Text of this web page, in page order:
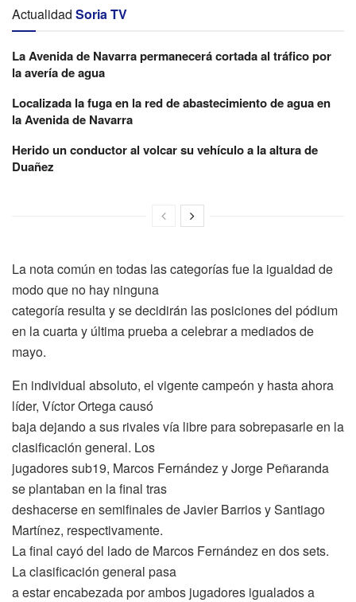
Actualidad Soria TV
La Avenida de Navarra permanecerá cortada al tráfico por
la avería de agua
Localizada la fuga en la red de abastecimiento de agua en
la Avenida de Navarra
Herido un conductor al volcar su vehículo a la altura de
Duañez
La nota común en todas las categorías fue la igualdad de
modo que no hay ninguna
categoría resulta y se decidirán las posiciones del pódium
en la cuarta y última prueba a celebrar a mediados de
mayo.
En individual absoluto, el vigente campeón y hasta ahora
líder, Víctor Ortega causó
baja dejando a sus rivales vía libre para sobrepasarle en la
clasificación general. Los
jugadores sub19, Marcos Fernández y Jorge Peñaranda
se plantaban en la final tras
deshacerse en semifinales de Javier Barrios y Santiago
Martínez, respectivamente.
La final cayó del lado de Marcos Fernández en dos sets.
La clasificación general pasa
a estar encabezada por ambos jugadores igualados a